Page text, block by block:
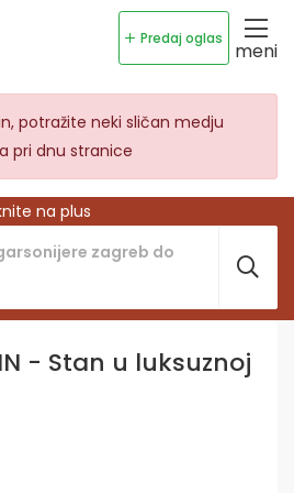
Predaj oglas
meni
potražite neki sličan medju
pri dnu stranice
na plus
- Stan u luksuznoj